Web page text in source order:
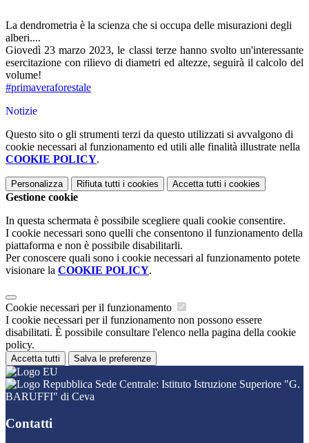
La dendrometria è la scienza che si occupa delle misurazioni degli
alberi....
Giovedì 23 marzo 2023, le classi terze hanno svolto un'interessante
esercitazione con rilievo di diametri ed altezze, seguirà il calcolo del
volume!
#primaveraforestale
Notizie
Questo sito o gli strumenti terzi da questo utilizzati si avvalgono di
cookie necessari al funzionamento ed utili alle finalità illustrate nella
COOKIE POLICY.
Personalizza Rifiuta tutti i cookies Accetta tutti i cookies
Gestione cookie
In questa schermata è possibile scegliere quali cookie consentire.
I cookie necessari sono quelli che consentono il funzionamento della
piattaforma e non è possibile disabilitarli.
Per conoscere quali sono i cookie necessari al funzionamento potete
visionare la COOKIE POLICY.
Cookie necessari per il funzionamento
I cookie necessari per il funzionamento non possono essere
disabilitati. È possibile consultare l'elenco nella pagina della cookie
policy.
Accetta tutti Salva le preferenze
Sede Centrale: Istituto Istruzione Superiore "G.
BARUFFI" di Ceva
Contatti